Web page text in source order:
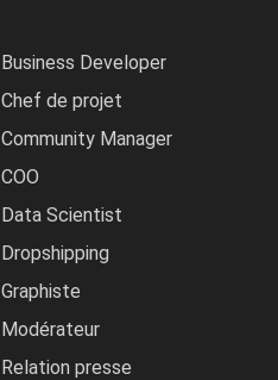
Business Developer
Chef de projet
Community Manager
COO
Data Scientist
Dropshipping
Graphiste
Modérateur
Relation presse